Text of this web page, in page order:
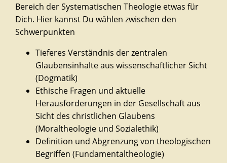
Bereich der Systematischen Theologie etwas für
Dich. Hier kannst Du wählen zwischen den
Schwerpunkten
Tieferes Verständnis der zentralen
Glaubensinhalte aus wissenschaftlicher Sicht
(Dogmatik)
Ethische Fragen und aktuelle
Herausforderungen in der Gesellschaft aus
Sicht des christlichen Glaubens
(Moraltheologie und Sozialethik)
Definition und Abgrenzung von theologischen
Begriffen (Fundamentaltheologie)